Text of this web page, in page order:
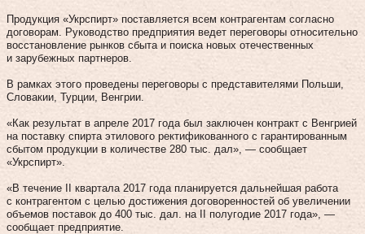
Продукция «Укрспирт» поставляется всем контрагентам согласно
договорам. Руководство предприятия ведет переговоры относительно
восстановление рынков сбыта и поиска новых отечественных
и зарубежных партнеров.
В рамках этого проведены переговоры с представителями Польши,
Словакии, Турции, Венгрии.
«Как результат в апреле 2017 года был заключен контракт с Венгрией
на поставку спирта этилового ректификованного с гарантированным
сбытом продукции в количестве 280 тыс. дал», — сообщает
«Укрспирт».
«В течение II квартала 2017 года планируется дальнейшая работа
с контрагентом с целью достижения договоренностей об увеличении
объемов поставок до 400 тыс. дал. на II полугодие 2017 года», —
сообщает предприятие.